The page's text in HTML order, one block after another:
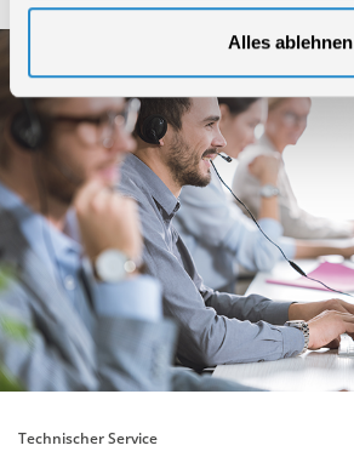
Alles ablehnen
Technischer Service